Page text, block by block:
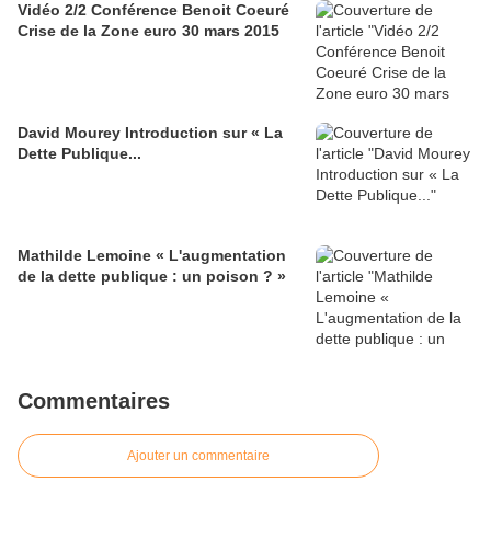
Vidéo 2/2 Conférence Benoit Coeuré
Crise de la Zone euro 30 mars 2015
David Mourey Introduction sur « La
Dette Publique...
Mathilde Lemoine « L'augmentation
de la dette publique : un poison ? »
Commentaires
Ajouter un commentaire